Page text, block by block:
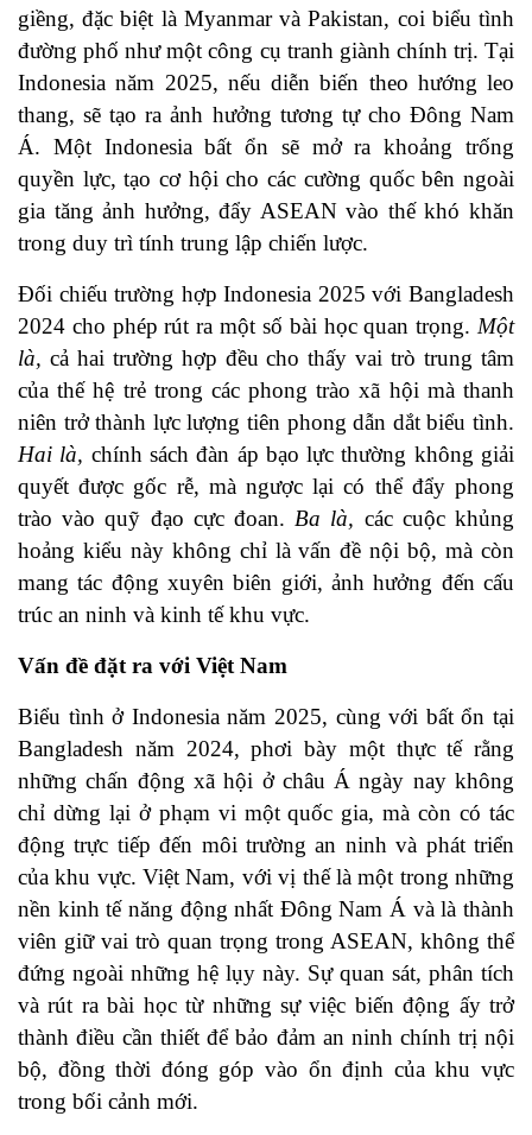
giềng, đặc biệt là Myanmar và Pakistan, coi biểu tình
đường phố như một công cụ tranh giành chính trị. Tại
Indonesia năm 2025, nếu diễn biến theo hướng leo
thang, sẽ tạo ra ảnh hưởng tương tự cho Đông Nam
Á. Một Indonesia bất ổn sẽ mở ra khoảng trống
quyền lực, tạo cơ hội cho các cường quốc bên ngoài
gia tăng ảnh hưởng, đẩy ASEAN vào thế khó khăn
trong duy trì tính trung lập chiến lược.
Đối chiếu trường hợp Indonesia 2025 với Bangladesh
2024 cho phép rút ra một số bài học quan trọng. Một
là, cả hai trường hợp đều cho thấy vai trò trung tâm
của thế hệ trẻ trong các phong trào xã hội mà thanh
niên trở thành lực lượng tiên phong dẫn dắt biểu tình.
Hai là, chính sách đàn áp bạo lực thường không giải
quyết được gốc rễ, mà ngược lại có thể đẩy phong
trào vào quỹ đạo cực đoan. Ba là, các cuộc khủng
hoảng kiểu này không chỉ là vấn đề nội bộ, mà còn
mang tác động xuyên biên giới, ảnh hưởng đến cấu
trúc an ninh và kinh tế khu vực.
Vấn đề đặt ra với Việt Nam
Biểu tình ở Indonesia năm 2025, cùng với bất ổn tại
Bangladesh năm 2024, phơi bày một thực tế rằng
những chấn động xã hội ở châu Á ngày nay không
chỉ dừng lại ở phạm vi một quốc gia, mà còn có tác
động trực tiếp đến môi trường an ninh và phát triển
của khu vực. Việt Nam, với vị thế là một trong những
nền kinh tế năng động nhất Đông Nam Á và là thành
viên giữ vai trò quan trọng trong ASEAN, không thể
đứng ngoài những hệ lụy này. Sự quan sát, phân tích
và rút ra bài học từ những sự việc biến động ấy trở
thành điều cần thiết để bảo đảm an ninh chính trị nội
bộ, đồng thời đóng góp vào ổn định của khu vực
trong bối cảnh mới.